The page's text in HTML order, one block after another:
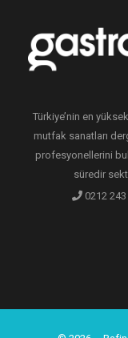
Türkiye’nin en
mutfak sanatları
profesyonellerini
süredir
0212 243